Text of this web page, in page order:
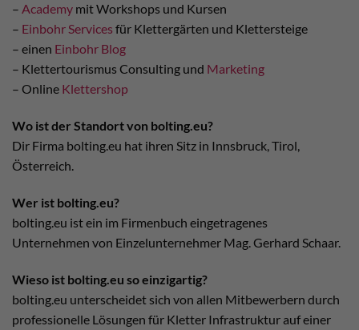
– Academy mit Workshops und Kursen
– Einbohr Services für Klettergärten und Klettersteige
– einen Einbohr Blog
– Klettertourismus Consulting und Marketing
– Online Klettershop
Wo ist der Standort von bolting.eu?
Dir Firma bolting.eu hat ihren Sitz in Innsbruck, Tirol,
Österreich.
Wer ist bolting.eu?
bolting.eu ist ein im Firmenbuch eingetragenes
Unternehmen von Einzelunternehmer Mag. Gerhard Schaar.
Wieso ist bolting.eu so einzigartig?
bolting.eu unterscheidet sich von allen Mitbewerbern durch
professionelle Lösungen für Kletter Infrastruktur auf einer